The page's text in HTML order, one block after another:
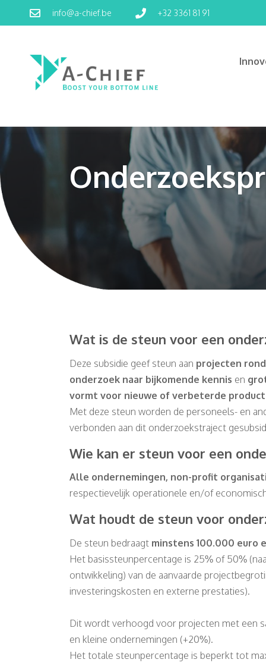
info@a-chief.be +32 3361 81 91
Wat is de steun voor een
Deze subsidie geef steun aan projecten
onderzoek naar bijkomende kennis en
vormt voor nieuwe of verbeterde
Met deze steun worden de personeels- en
verbonden aan dit onderzoekstraject
Wie kan er steun voor een
Alle ondernemingen, non-profit
respectievelijk operationele en/of
Wat houdt de steun voor
De steun bedraagt minstens 100.000 euro
Het basissteunpercentage is 25% of 50%
ontwikkeling) van de aanvaarde
investeringskosten en externe prestaties).
Dit wordt verhoogd voor projecten met een
en kleine ondernemingen (+20%).
Het totale steunpercentage is beperkt tot